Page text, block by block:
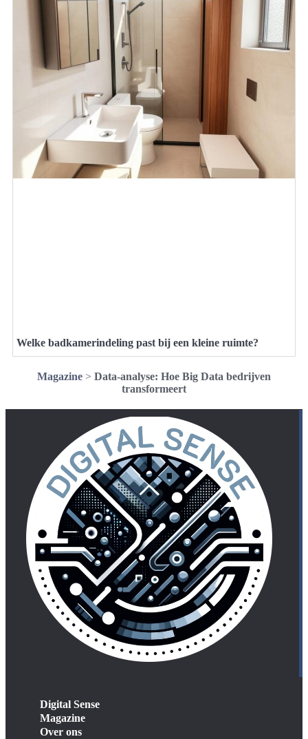
Welke badkamerindeling past bij een kleine ruimte?
Magazine > Data-analyse: Hoe Big Data bedrijven
transformeert
Digital Sense
Magazine
Over ons